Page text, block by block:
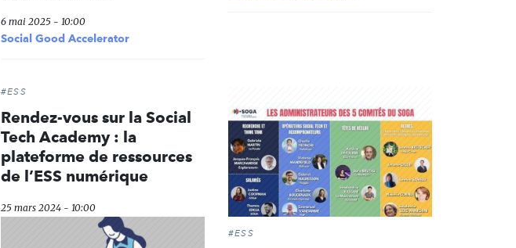
6 mai 2025 - 10:00
Social Good Accelerator
#ESS
Rendez-vous sur la Social
Tech Academy : la
plateforme de ressources
de l’ESS numérique
25 mars 2024 - 10:00
#ESS